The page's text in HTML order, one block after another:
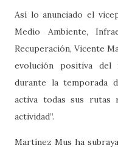
Así lo anunciado el
Medio Ambiente,
Recuperación, Vicente
evolución positiva del
durante la temporada
activa todas sus rutas
actividad”.
Martínez Mus ha